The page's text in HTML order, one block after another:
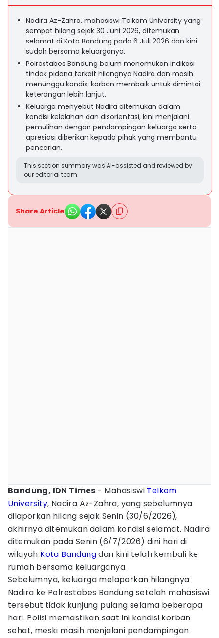
Nadira Az-Zahra, mahasiswi Telkom University yang
sempat hilang sejak 30 Juni 2026, ditemukan
selamat di Kota Bandung pada 6 Juli 2026 dan kini
sudah bersama keluarganya.
Polrestabes Bandung belum menemukan indikasi
tindak pidana terkait hilangnya Nadira dan masih
menunggu kondisi korban membaik untuk dimintai
keterangan lebih lanjut.
Keluarga menyebut Nadira ditemukan dalam
kondisi kelelahan dan disorientasi, kini menjalani
pemulihan dengan pendampingan keluarga serta
apresiasi diberikan kepada pihak yang membantu
pencarian.
This section summary was AI-assisted and reviewed by
our editorial team.
Share Article
Bandung, IDN Times - Mahasiswi Telkom
University, Nadira Az-Zahra, yang sebelumnya
dilaporkan hilang sejak Senin (30/6/2026),
akhirnya ditemukan dalam kondisi selamat. Nadira
ditemukan pada Senin (6/7/2026) dini hari di
wilayah Kota Bandungdan kini telah kembali ke
rumah bersama keluarganya.
Sebelumnya, keluarga melaporkan hilangnya
Nadira ke Polrestabes Bandung setelah mahasiswi
tersebut tidak kunjung pulang selama beberapa
hari. Polisi memastikan saat ini kondisi korban
sehat, meski masih menjalani pendampingan